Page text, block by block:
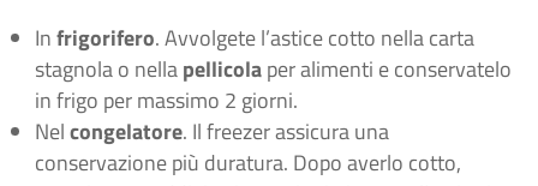
Infrigorifero. Avvolgete l’astice cotto nella carta
stagnola o nellapellicolaper alimenti e conservatelo
in frigo per massimo 2 giorni.
Nelcongelatore. Il freezer assicura una
conservazione più duratura. Dopo averlo cotto,